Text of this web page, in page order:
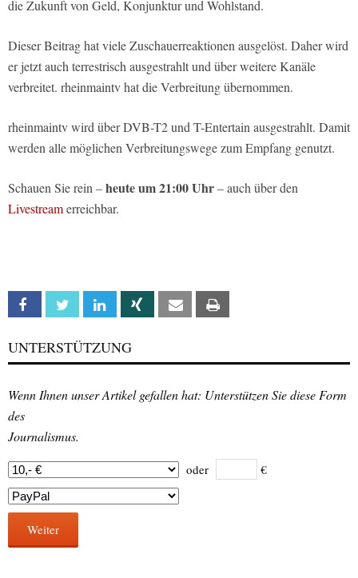
die Zukunft von Geld, Konjunktur und Wohlstand.
Dieser Beitrag hat viele Zuschauerreaktionen ausgelöst. Daher wird
er jetzt auch terrestrisch ausgestrahlt und über weitere Kanäle
verbreitet. rheinmaintv hat die Verbreitung übernommen.
rheinmaintv wird über DVB-T2 und T-Entertain ausgestrahlt. Damit
werden alle möglichen Verbreitungswege zum Empfang genutzt.
Schauen Sie rein –heute um 21:00 Uhr– auch über den
Livestreamerreichbar.
Facebook Twitter Linkedin Xing Email
UNTERSTÜTZUNG
Wenn Ihnen unser Artikel gefallen hat: Unterstützen Sie diese Form
des
Journalismus.
oder €
Weiter